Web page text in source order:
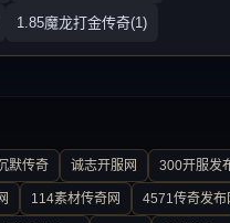
1.85魔龙打金传奇(1)
默传奇 诚志开服网 300开服发
114素材传奇网 4571传奇发布